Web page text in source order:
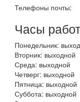
Телефоны почты:
Часы
Понедельник:
Вторник: выходной
Среда: выходной
Четверг: выходной
Пятница: выходной
Суббота: выходной